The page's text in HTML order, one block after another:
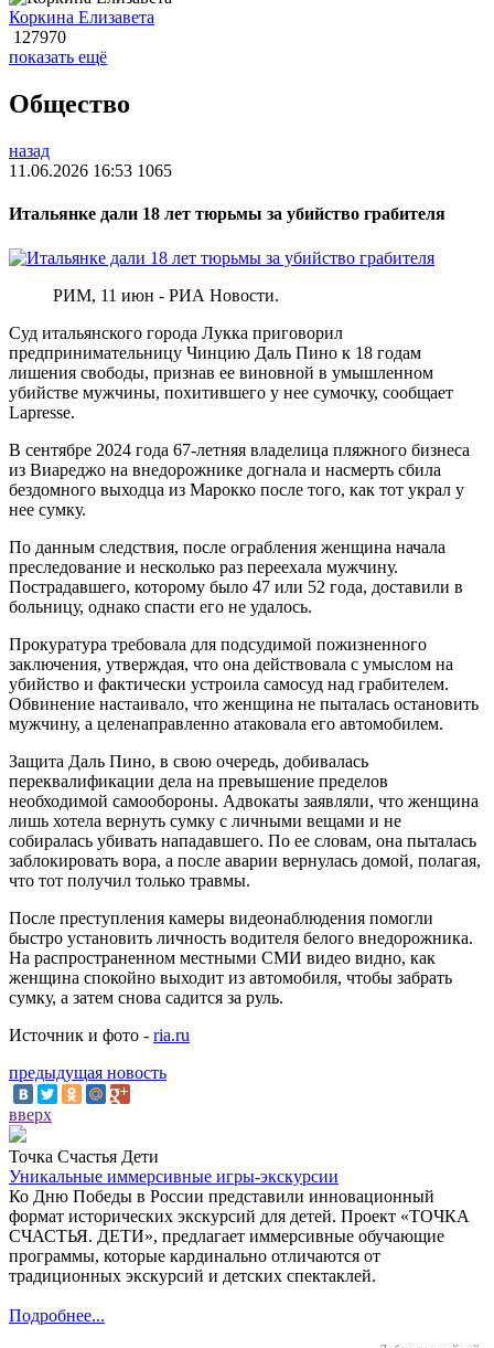
Коркина Елизавета
127970
показать ещё
Общество
назад
11.06.2026 16:53 1065
Итальянке дали 18 лет тюрьмы за убийство грабителя
РИМ, 11 июн - РИА Новости.
Суд итальянского города Лукка приговорил
предпринимательницу Чинцию Даль Пино к 18 годам
лишения свободы, признав ее виновной в умышленном
убийстве мужчины, похитившего у нее сумочку, сообщает
Lapresse.
В сентябре 2024 года 67-летняя владелица пляжного бизнеса
из Виареджо на внедорожнике догнала и насмерть сбила
бездомного выходца из Марокко после того, как тот украл у
нее сумку.
По данным следствия, после ограбления женщина начала
преследование и несколько раз переехала мужчину.
Пострадавшего, которому было 47 или 52 года, доставили в
больницу, однако спасти его не удалось.
Прокуратура требовала для подсудимой пожизненного
заключения, утверждая, что она действовала с умыслом на
убийство и фактически устроила самосуд над грабителем.
Обвинение настаивало, что женщина не пыталась остановить
мужчину, а целенаправленно атаковала его автомобилем.
Защита Даль Пино, в свою очередь, добивалась
переквалификации дела на превышение пределов
необходимой самообороны. Адвокаты заявляли, что женщина
лишь хотела вернуть сумку с личными вещами и не
собиралась убивать нападавшего. По ее словам, она пыталась
заблокировать вора, а после аварии вернулась домой, полагая,
что тот получил только травмы.
После преступления камеры видеонаблюдения помогли
быстро установить личность водителя белого внедорожника.
На распространенном местными СМИ видео видно, как
женщина спокойно выходит из автомобиля, чтобы забрать
сумку, а затем снова садится за руль.
Источник и фото - ria.ru
предыдущая новость
вверх
Точка Счастья Дети
Уникальные иммерсивные игры-экскурсии
Ко Дню Победы в России представили инновационный
формат исторических экскурсий для детей. Проект «ТОЧКА
СЧАСТЬЯ. ДЕТИ», предлагает иммерсивные обучающие
программы, которые кардинально отличаются от
традиционных экскурсий и детских спектаклей.
Подробнее...